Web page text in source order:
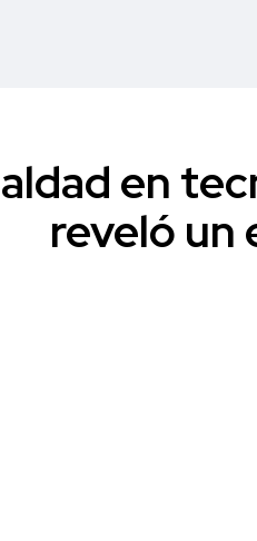
en
reveló un